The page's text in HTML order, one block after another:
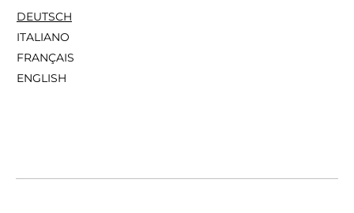
DEUTSCH
ITALIANO
FRANÇAIS
ENGLISH